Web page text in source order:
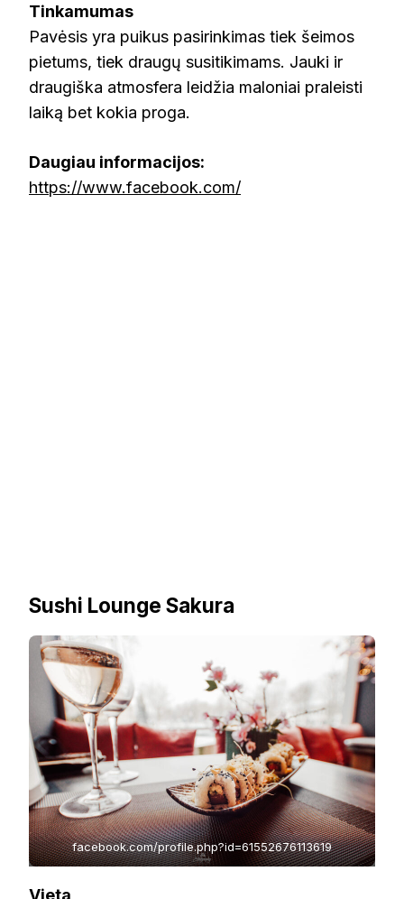
Tinkamumas
Pavėsis yra puikus pasirinkimas tiek šeimos
pietums, tiek draugų susitikimams. Jauki ir
draugiška atmosfera leidžia maloniai praleisti
laiką bet kokia proga.
Daugiau informacijos:
https://www.facebook.com/
Sushi Lounge Sakura
facebook.com/profile.php?id=61552676113619
Vieta